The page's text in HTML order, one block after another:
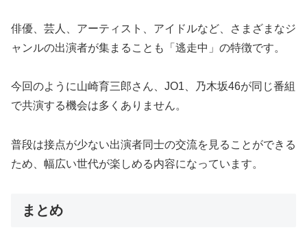
俳優、芸人、アーティスト、アイドルなど、さまざまなジ
ャンルの出演者が集まることも「逃走中」の特徴です。
今回のように山崎育三郎さん、JO1、乃木坂46が同じ番組
で共演する機会は多くありません。
普段は接点が少ない出演者同士の交流を見ることができる
ため、幅広い世代が楽しめる内容になっています。
まとめ